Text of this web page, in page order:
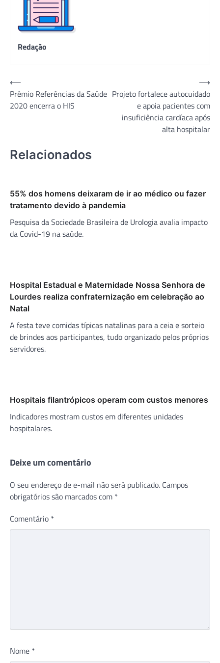
Redação
Navegação
de
Post
⟵
Prêmio Referências da Saúde
2020 encerra o HIS
Projeto fortalece autocuidado
e apoia pacientes com
insuficiência cardíaca após
alta hospitalar
⟶
Relacionados
55% dos homens deixaram de ir ao médico ou fazer
tratamento devido à pandemia
Pesquisa da Sociedade Brasileira de Urologia avalia impacto
da Covid-19 na saúde.
Hospital Estadual e Maternidade Nossa Senhora de
Lourdes realiza confraternização em celebração ao
Natal
A festa teve comidas típicas natalinas para a ceia e sorteio
de brindes aos participantes, tudo organizado pelos próprios
servidores.
Hospitais filantrópicos operam com custos menores
Indicadores mostram custos em diferentes unidades
hospitalares.
Deixe um comentário
O seu endereço de e-mail não será publicado. Campos
obrigatórios são marcados com *
Comentário *
Nome *